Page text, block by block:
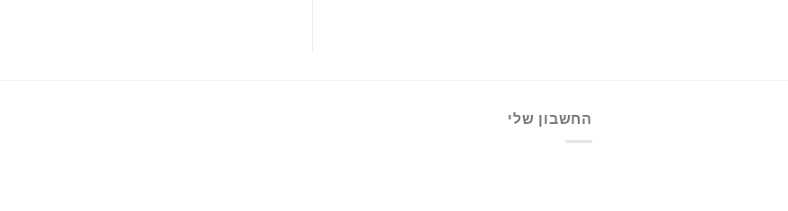
החשבון שלי